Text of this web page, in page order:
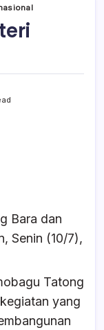
Bara dan
Senin (10/7),
Tatong
yang